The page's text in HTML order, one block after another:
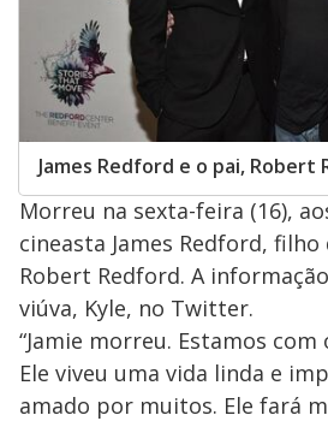
James Redford e o pai, Robert
Morreu na sexta-feira (16),
cineasta James Redford,
Robert Redford. A
viúva, Kyle, no Twitter.
“Jamie morreu. Estamos
Ele viveu uma vida linda e
amado por muitos. Ele fará